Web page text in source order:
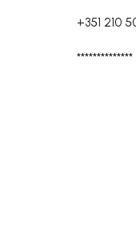
+351 210
**************